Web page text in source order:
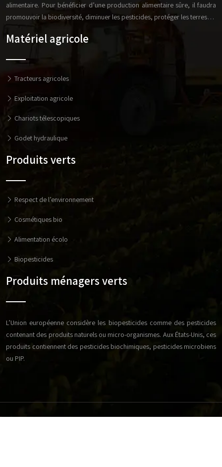
alimentaire. Pour bénéficier d’une production alimentaire sûre, il faudra
promouvoir la biodiversité, diminuer les pesticides, protéger les terres…
Matériel agricole
Tracteurs agricoles
Exploitation agricole
Chariots télescopiques
Godet hydraulique
Produits verts
Respect de l’environnement
Cosmétiques bio
Alimentation écolo
Biopesticides
Produits ménagers verts
L’Union européenne considère les biopesticides comme des pesticides
contenant des produits naturels ou micro-organismes. Aux États-Unis, ces
produits contiennent des pesticides biochimiques, pesticides microbiens
ou PIP.